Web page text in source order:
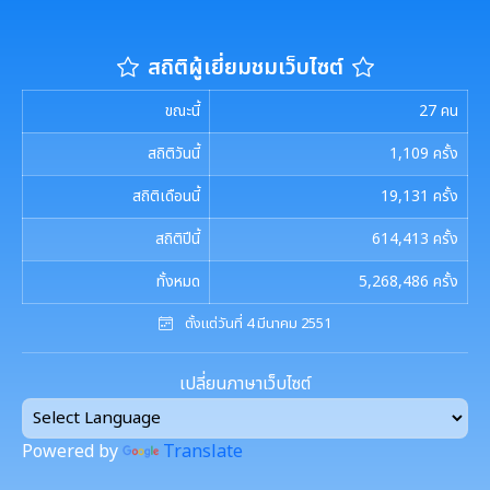
เจตจำนงสุจริตของผู้บริหาร
เจตจำนงทางการเมืองการต่อต้านการทุจริตของผู้
บริหาร
เจตนารมณ์การป้องกันและต่อต้านการทุจริตคอร์ชั่น
งานที่ 2 การสำรวจเก็บข้อมูลทรัพยากรท้องถิ่น
งานที่ 3 งานปลูกปักรักษาทรัพยากรท้องถิ่น
งานที่ 5 งานศูนย์ข้อมูลทรัพยากรท้องถิ่น
งานที่ 4 อนุรักษ์และใช้ประโยชน์จากทรัพยากรท้องถิ่น
งานที่ 6 สนับสนุนในการอนุรักษ์และจัดทำฐาน
ทรัพยากร
การจัดการพื้นที่สีเขียวในเมือง
Green Office
เมืองสิ่งแวดล้อมยั่งยืน
งานตรวจสอบภายใน
การตรวจสอบภายใน
การควบคุมภายใน
การบริหารความเสี่ยง
งานกิจการสภาฯ
รายงานการประชุมสภาเทศบาล
การเรียกประชุมสภาฯ
การนัดประชุมสภาฯ
ประกาศสภาฯเทศบาลเมืองสุเทพ
กำหนดสมัยประชุม
งานประชาสัมพันธ์และการท่องเที่ยว
แผนงานท่องเที่ยว
แผนประชาสัมพันธ์
คู่มือปฏิบัติงานประชาสัมพันธ์
เอกสารประชาสัมพันธ์
เอกสารประชาสัมพันธ์กองการศึกษา
เอกสารประชาสัมพันธ์กองคลัง
เอกสารประชาสัมพันธ์กองสาธารณสุขและสิ่งแวดล้อม
เอกสารดาวน์โหลด: สำนักปลัดเทศบาล
เอกสารดาวน์โหลด: กองคลัง
ภาษีที่ดินและสิ่งปลูกสร้าง
พรบ./กฎหมาย เอกสารประชาสัมพันธ์
สถิติผู้เยี่ยมชมเว็บไซต์
ขณะนี้ 27คน
สถิติวันนี้
1,109 ครั้ง
สถิติเดือนนี้
19,131 ครั้ง
สถิติปีนี้
614,413 ครั้ง
ทั้งหมด
5,268,486 ครั้ง
ตั้งแต่วันที่ 4 มีนาคม 2551
เปลี่ยนภาษาเว็บไซต์
Powered by Translate